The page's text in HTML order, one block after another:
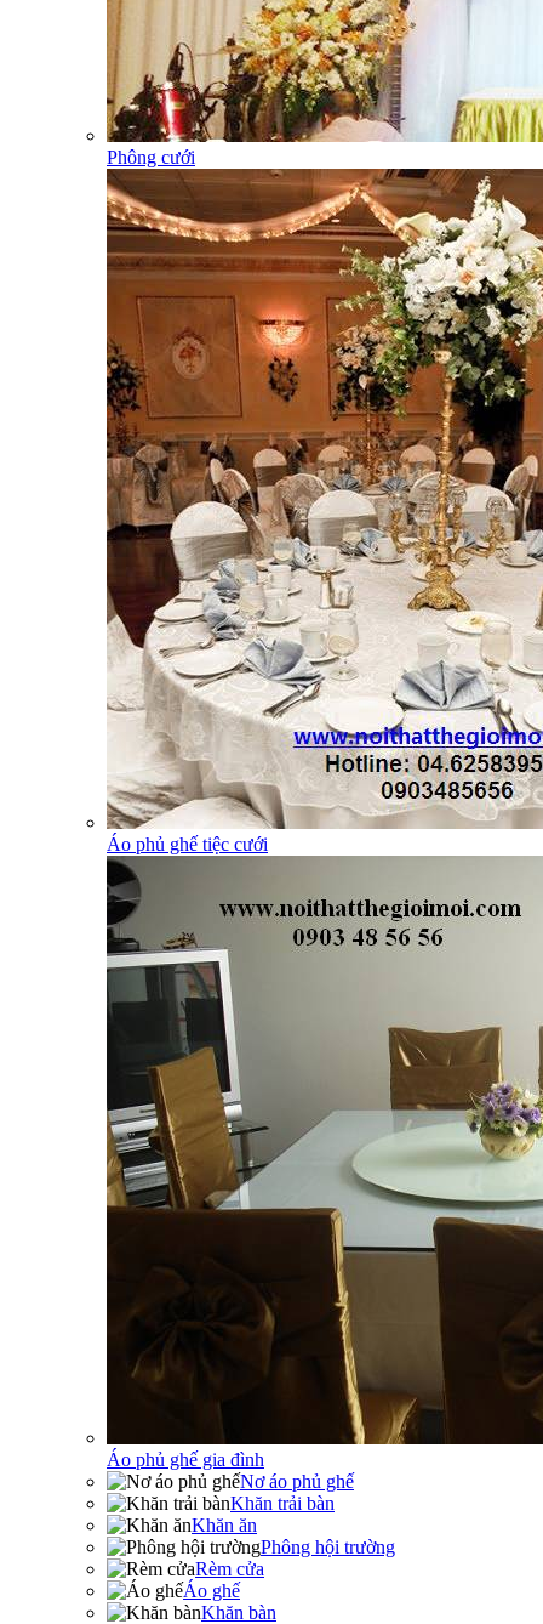
Phông cưới
Áo phủ ghế tiệc cưới
Áo phủ ghế gia đình
Nơ áo phủ ghế
Khăn trải bàn
Khăn ăn
Phông hội trường
Rèm cửa
Áo ghế
Khăn bàn